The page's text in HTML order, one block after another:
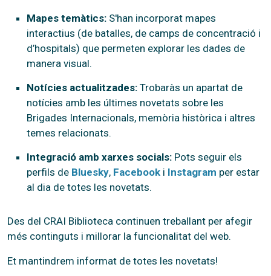
Mapes temàtics: S'han incorporat mapes
interactius (de batalles, de camps de concentració i
d’hospitals) que permeten explorar les dades de
manera visual.
Notícies actualitzades: Trobaràs un apartat de
notícies amb les últimes novetats sobre les
Brigades Internacionals, memòria històrica i altres
temes relacionats.
Integració amb xarxes socials: Pots seguir els
perfils de Bluesky, Facebook i Instagram per estar
al dia de totes les novetats.
Des del CRAI Biblioteca continuen treballant per afegir
més continguts i millorar la funcionalitat del web.
Et mantindrem informat de totes les novetats!